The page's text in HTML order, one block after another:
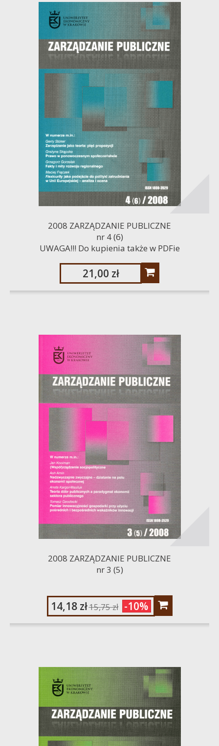
2008 ZARZĄDZANIE PUBLICZNE
nr 4 (6)
UWAGA!!! Do kupienia także w PDFie
21,00 zł
2008 ZARZĄDZANIE PUBLICZNE
nr 3 (5)
14,18 zł15,75 zł -10%